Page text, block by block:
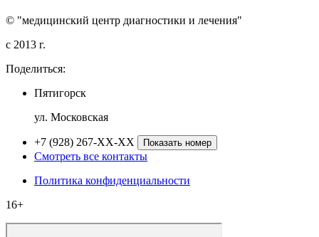
© "медицинский центр диагностики и лечения"
c 2013 г.
Поделиться:
Пятигорск
ул. Московская
+7 (928) 267-XX-XX Показать номер
Смотреть все контакты
Политика конфиденциальности
16+